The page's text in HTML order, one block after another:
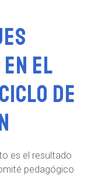
el
de
es el resultado
pedagógico